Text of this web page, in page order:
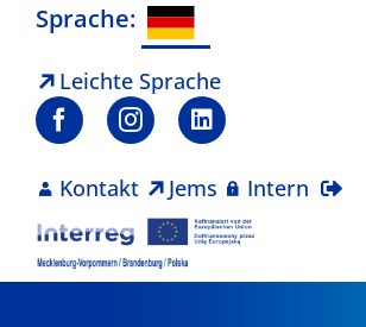
Zum
springen
Sprache:
Leichte Sprache
Kontakt Jems Intern